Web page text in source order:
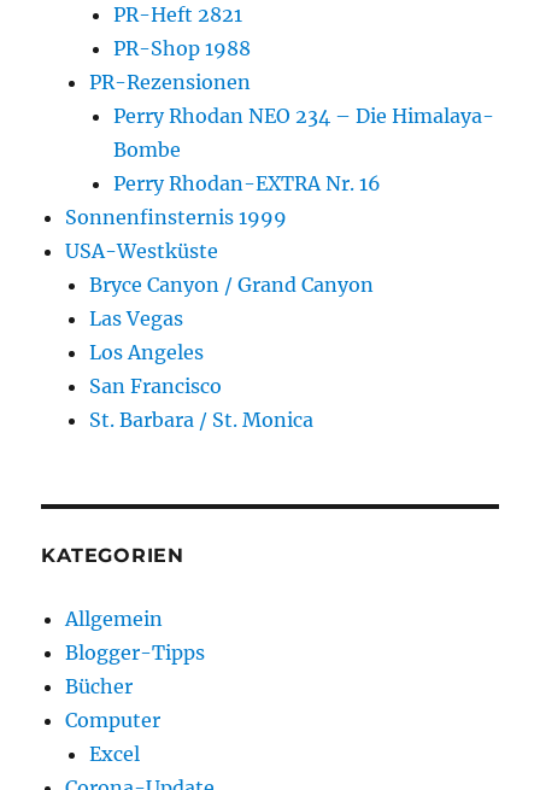
PR-Heft 2821
PR-Shop 1988
PR-Rezensionen
Perry Rhodan NEO 234 – Die Himalaya-
Bombe
Perry Rhodan-EXTRA Nr. 16
Sonnenfinsternis 1999
USA-Westküste
Bryce Canyon / Grand Canyon
Las Vegas
Los Angeles
San Francisco
St. Barbara / St. Monica
KATEGORIEN
Allgemein
Blogger-Tipps
Bücher
Computer
Excel